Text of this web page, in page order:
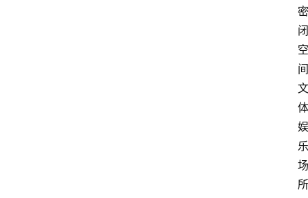
密
闭
空
间
文
体
娱
乐
场
所